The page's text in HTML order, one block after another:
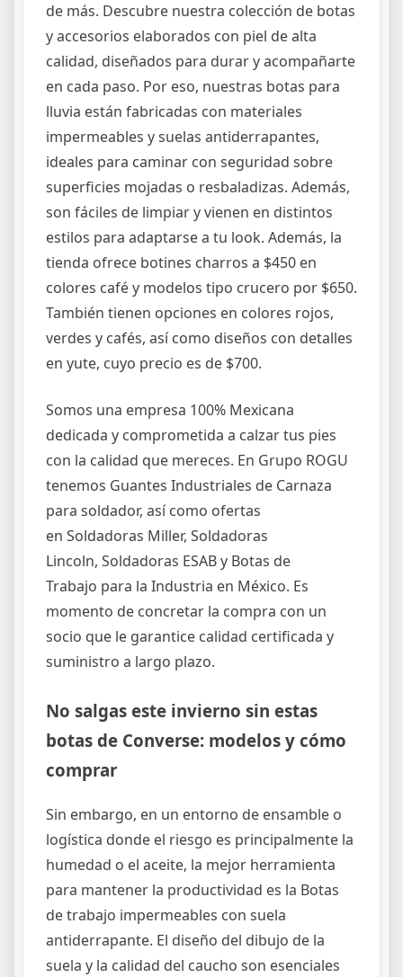
de más. Descubre nuestra colección de botas
y accesorios elaborados con piel de alta
calidad, diseñados para durar y acompañarte
en cada paso. Por eso, nuestras botas para
lluvia están fabricadas con materiales
impermeables y suelas antiderrapantes,
ideales para caminar con seguridad sobre
superficies mojadas o resbaladizas. Además,
son fáciles de limpiar y vienen en distintos
estilos para adaptarse a tu look. Además, la
tienda ofrece botines charros a $450 en
colores café y modelos tipo crucero por $650.
También tienen opciones en colores rojos,
verdes y cafés, así como diseños con detalles
en yute, cuyo precio es de $700.
Somos una empresa 100% Mexicana
dedicada y comprometida a calzar tus pies
con la calidad que mereces. En Grupo ROGU
tenemos Guantes Industriales de Carnaza
para soldador, así como ofertas
en Soldadoras Miller, Soldadoras
Lincoln, Soldadoras ESAB y Botas de
Trabajo para la Industria en México. Es
momento de concretar la compra con un
socio que le garantice calidad certificada y
suministro a largo plazo.
No salgas este invierno sin estas
botas de Converse: modelos y cómo
comprar
Sin embargo, en un entorno de ensamble o
logística donde el riesgo es principalmente la
humedad o el aceite, la mejor herramienta
para mantener la productividad es la Botas
de trabajo impermeables con suela
antiderrapante. El diseño del dibujo de la
suela y la calidad del caucho son esenciales